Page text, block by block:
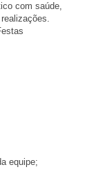
com saúde,
equipe;